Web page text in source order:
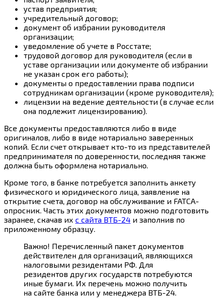
устав предприятия;
учредительный договор;
документ об избрании руководителя
организации;
уведомление об учете в Росстате;
трудовой договор для руководителя (если в
уставе организации или документе об избрании
не указан срок его работы);
документы о предоставлении права подписи
сотрудникам организации (кроме руководителя);
лицензии на ведение деятельности (в случае если
она подлежит лицензированию).
Все документы предоставляются либо в виде
оригиналов, либо в виде нотариально заверенных
копий. Если счет открывает кто-то из представителей
предпринимателя по доверенности, последняя также
должна быть оформлена нотариально.
Кроме того, в банке потребуется заполнить анкету
физического и юридического лица, заявление на
открытие счета, договор на обслуживание и FATCA-
опросник. Часть этих документов можно подготовить
заранее, скачав их с сайта ВТБ-24 и заполнив по
приложенному образцу.
Важно! Перечисленный пакет документов
действителен для организаций, являющихся
налоговыми резидентами РФ. Для
резидентов других государств потребуются
иные бумаги. Их перечень можно получить
на сайте банка или у менеджера ВТБ-24.